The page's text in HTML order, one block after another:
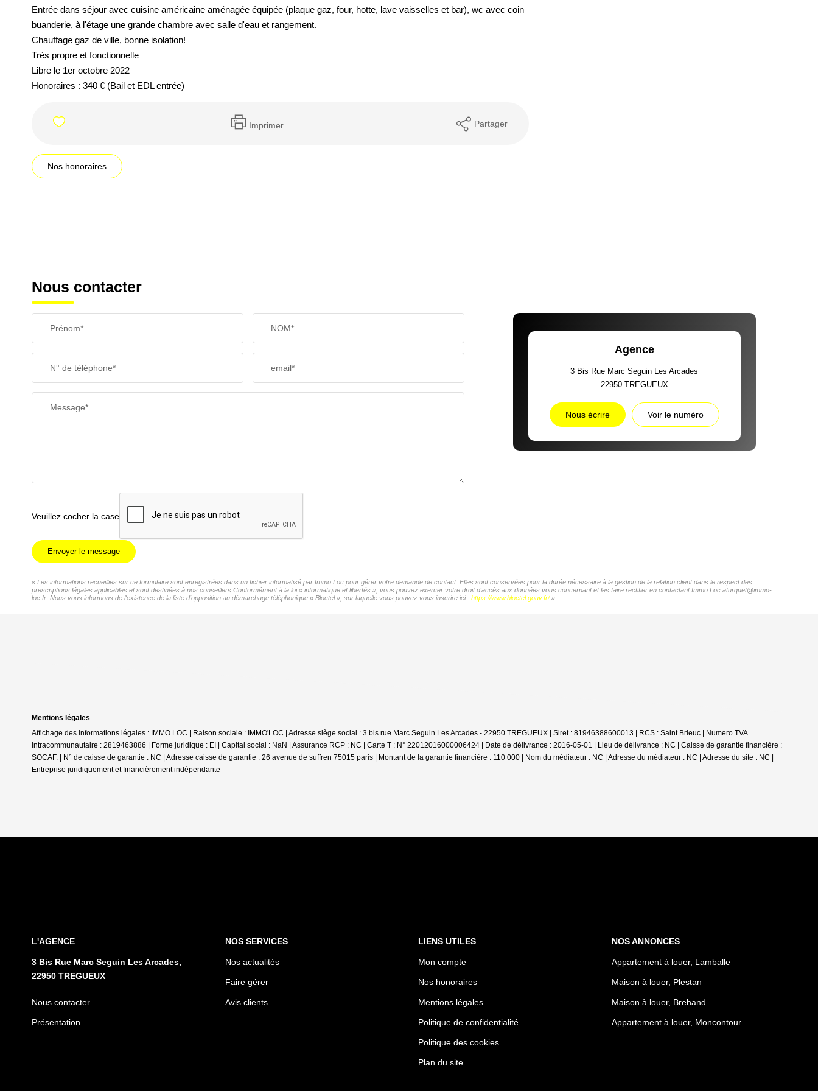
Entrée dans séjour avec cuisine américaine aménagée équipée (plaque gaz, four, hotte, lave vaisselles et bar), wc avec coin
buanderie, à l'étage une grande chambre avec salle d'eau et rangement.
Chauffage gaz de ville, bonne isolation!
Très propre et fonctionnelle
Libre le 1er octobre 2022
Honoraires : 340 € (Bail et EDL entrée)
Imprimer Partager
Nos honoraires
Nous contacter
Prénom* NOM*
N° de téléphone* email*
Message*
Veuillez cocher la case
Envoyer le message
Agence
3 Bis Rue Marc Seguin Les Arcades
22950 TREGUEUX
Nous écrire Voir le numéro
« Les informations recueillies sur ce formulaire sont enregistrées dans un fichier informatisé par Immo Loc pour gérer votre demande de contact. Elles sont conservées pour la durée nécessaire à la gestion de la relation client dans le respect des
prescriptions légales applicables et sont destinées à nos conseillers Conformément à la loi « informatique et libertés », vous pouvez exercer votre droit d'accès aux données vous concernant et les faire rectifier en contactant Immo Loc aturquet@immo-
loc.fr. Nous vous informons de l'existence de la liste d'opposition au démarchage téléphonique « Bloctel », sur laquelle vous pouvez vous inscrire ici : https://www.bloctel.gouv.fr/»
Mentions légales
Affichage des informations légales : IMMO LOC | Raison sociale : IMMO'LOC | Adresse siège social : 3 bis rue Marc Seguin Les Arcades - 22950 TREGUEUX | Siret : 81946388600013 | RCS : Saint Brieuc | Numero TVA
Intracommunautaire : 2819463886 | Forme juridique : EI | Capital social : NaN | Assurance RCP : NC | Carte T : N° 22012016000006424 | Date de délivrance : 2016-05-01 | Lieu de délivrance : NC | Caisse de garantie financière :
SOCAF. | N° de caisse de garantie : NC | Adresse caisse de garantie : 26 avenue de suffren 75015 paris | Montant de la garantie financière : 110 000 | Nom du médiateur : NC | Adresse du médiateur : NC | Adresse du site : NC |
Entreprise juridiquement et financièrement indépendante
L'AGENCE
3 Bis Rue Marc Seguin Les Arcades,
22950 TREGUEUX
Nous contacter
Présentation
NOS SERVICES
Nos actualités
Faire gérer
Avis clients
LIENS UTILES
Mon compte
Nos honoraires
Mentions légales
Politique de confidentialité
Politique des cookies
Plan du site
NOS ANNONCES
Appartement à louer, Lamballe
Maison à louer, Plestan
Maison à louer, Brehand
Appartement à louer, Moncontour